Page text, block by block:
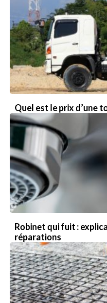
Quel est le prix d’une
Robinet qui fuit :
réparations